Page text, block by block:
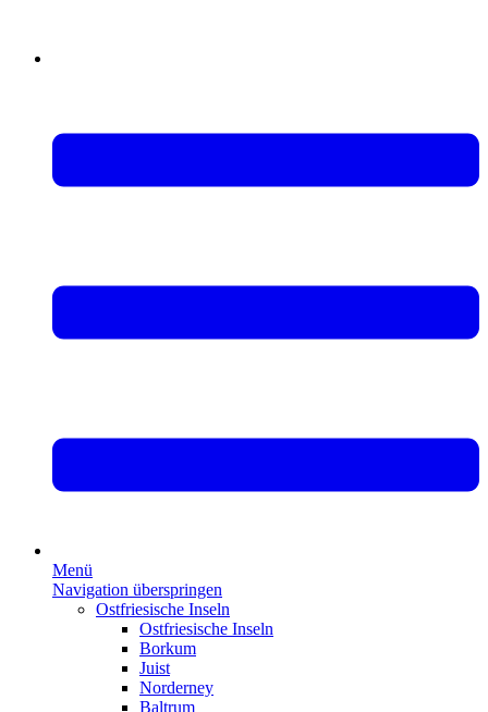
Menü
Navigation überspringen
Ostfriesische Inseln
Ostfriesische Inseln
Borkum
Juist
Norderney
Baltrum